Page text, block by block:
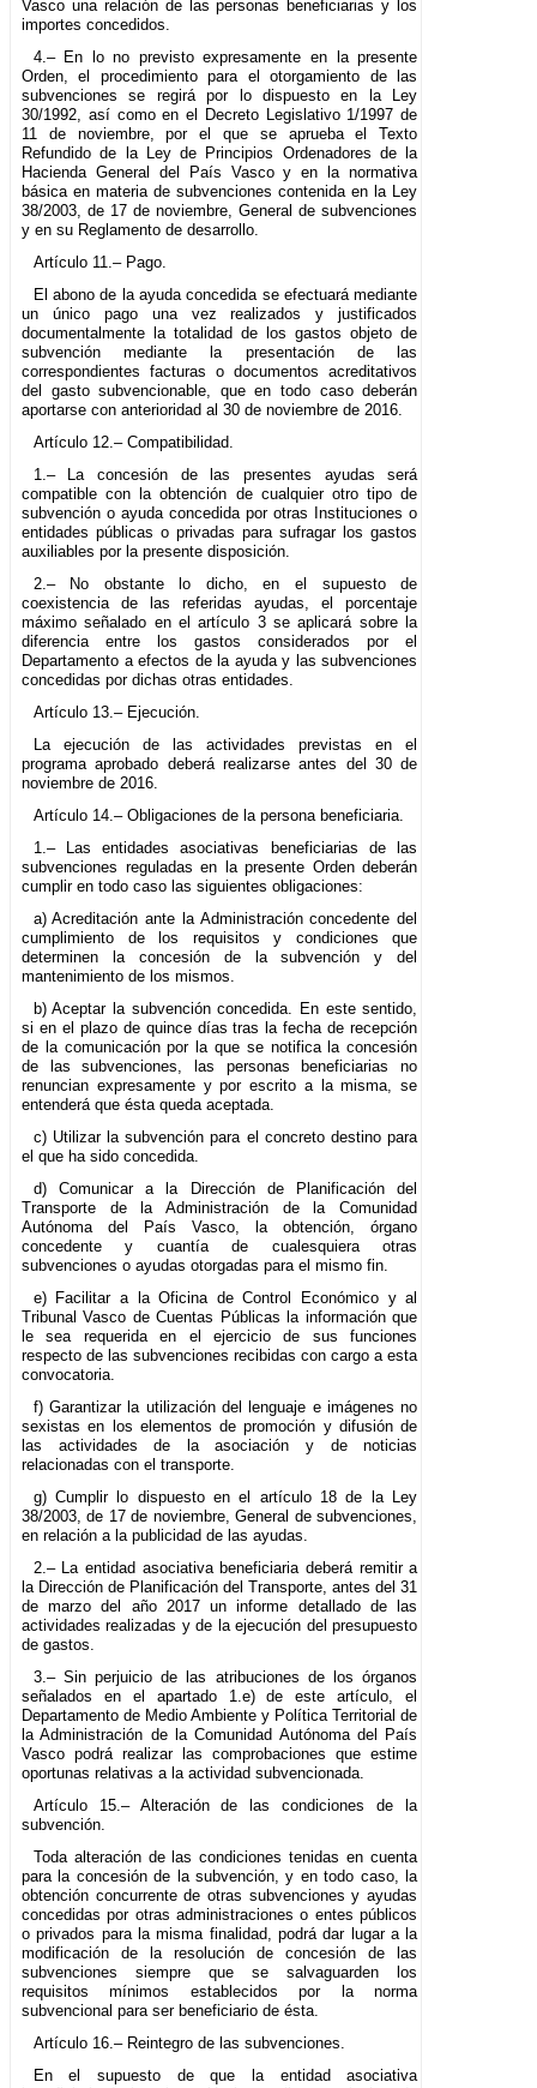
Vasco una relación de las personas beneficiarias y los
importes concedidos.
4.– En lo no previsto expresamente en la presente
Orden, el procedimiento para el otorgamiento de las
subvenciones se regirá por lo dispuesto en la Ley
30/1992, así como en el Decreto Legislativo 1/1997 de
11 de noviembre, por el que se aprueba el Texto
Refundido de la Ley de Principios Ordenadores de la
Hacienda General del País Vasco y en la normativa
básica en materia de subvenciones contenida en la Ley
38/2003, de 17 de noviembre, General de subvenciones
y en su Reglamento de desarrollo.
Artículo 11.– Pago.
El abono de la ayuda concedida se efectuará mediante
un único pago una vez realizados y justificados
documentalmente la totalidad de los gastos objeto de
subvención mediante la presentación de las
correspondientes facturas o documentos acreditativos
del gasto subvencionable, que en todo caso deberán
aportarse con anterioridad al 30 de noviembre de 2016.
Artículo 12.– Compatibilidad.
1.– La concesión de las presentes ayudas será
compatible con la obtención de cualquier otro tipo de
subvención o ayuda concedida por otras Instituciones o
entidades públicas o privadas para sufragar los gastos
auxiliables por la presente disposición.
2.– No obstante lo dicho, en el supuesto de
coexistencia de las referidas ayudas, el porcentaje
máximo señalado en el artículo 3 se aplicará sobre la
diferencia entre los gastos considerados por el
Departamento a efectos de la ayuda y las subvenciones
concedidas por dichas otras entidades.
Artículo 13.– Ejecución.
La ejecución de las actividades previstas en el
programa aprobado deberá realizarse antes del 30 de
noviembre de 2016.
Artículo 14.– Obligaciones de la persona beneficiaria.
1.– Las entidades asociativas beneficiarias de las
subvenciones reguladas en la presente Orden deberán
cumplir en todo caso las siguientes obligaciones:
a) Acreditación ante la Administración concedente del
cumplimiento de los requisitos y condiciones que
determinen la concesión de la subvención y del
mantenimiento de los mismos.
b) Aceptar la subvención concedida. En este sentido,
si en el plazo de quince días tras la fecha de recepción
de la comunicación por la que se notifica la concesión
de las subvenciones, las personas beneficiarias no
renuncian expresamente y por escrito a la misma, se
entenderá que ésta queda aceptada.
c) Utilizar la subvención para el concreto destino para
el que ha sido concedida.
d) Comunicar a la Dirección de Planificación del
Transporte de la Administración de la Comunidad
Autónoma del País Vasco, la obtención, órgano
concedente y cuantía de cualesquiera otras
subvenciones o ayudas otorgadas para el mismo fin.
e) Facilitar a la Oficina de Control Económico y al
Tribunal Vasco de Cuentas Públicas la información que
le sea requerida en el ejercicio de sus funciones
respecto de las subvenciones recibidas con cargo a esta
convocatoria.
f) Garantizar la utilización del lenguaje e imágenes no
sexistas en los elementos de promoción y difusión de
las actividades de la asociación y de noticias
relacionadas con el transporte.
g) Cumplir lo dispuesto en el artículo 18 de la Ley
38/2003, de 17 de noviembre, General de subvenciones,
en relación a la publicidad de las ayudas.
2.– La entidad asociativa beneficiaria deberá remitir a
la Dirección de Planificación del Transporte, antes del 31
de marzo del año 2017 un informe detallado de las
actividades realizadas y de la ejecución del presupuesto
de gastos.
3.– Sin perjuicio de las atribuciones de los órganos
señalados en el apartado 1.e) de este artículo, el
Departamento de Medio Ambiente y Política Territorial de
la Administración de la Comunidad Autónoma del País
Vasco podrá realizar las comprobaciones que estime
oportunas relativas a la actividad subvencionada.
Artículo 15.– Alteración de las condiciones de la
subvención.
Toda alteración de las condiciones tenidas en cuenta
para la concesión de la subvención, y en todo caso, la
obtención concurrente de otras subvenciones y ayudas
concedidas por otras administraciones o entes públicos
o privados para la misma finalidad, podrá dar lugar a la
modificación de la resolución de concesión de las
subvenciones siempre que se salvaguarden los
requisitos mínimos establecidos por la norma
subvencional para ser beneficiario de ésta.
Artículo 16.– Reintegro de las subvenciones.
En el supuesto de que la entidad asociativa